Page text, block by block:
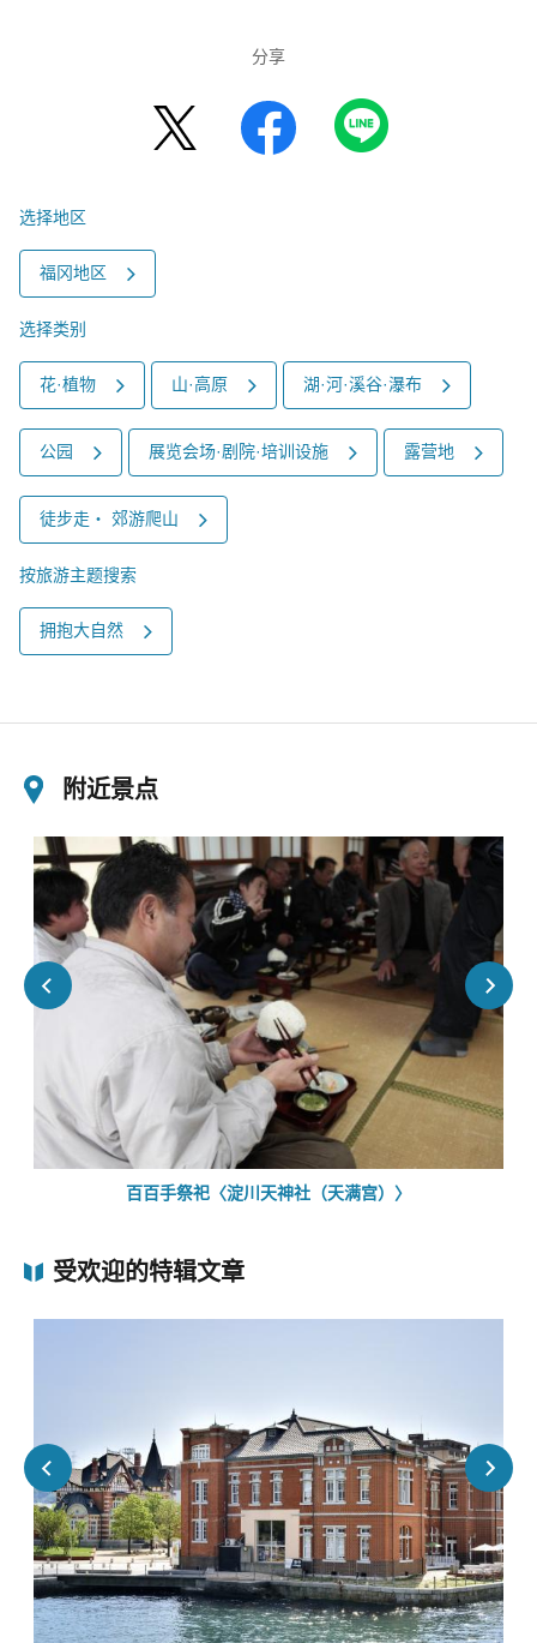
分享
选择地区
福冈地区
选择类别
花·植物 山·高原 湖·河·溪谷·瀑布
公园 展览会场·剧院·培训设施 露营地
徒步走‧ 郊游爬山
按旅游主题搜索
拥抱大自然
附近景点
百百手祭祀〈淀川天神社（天满宫）〉
受欢迎的特辑文章